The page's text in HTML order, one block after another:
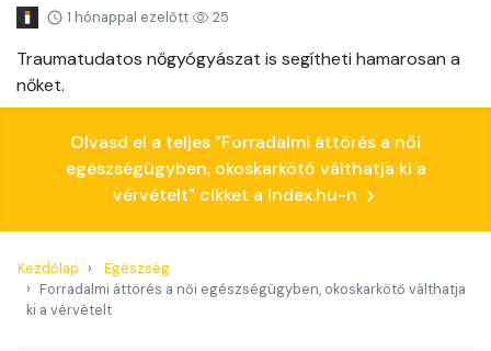
1 hónappal ezelőtt 25
Traumatudatos nőgyógyászat is segítheti hamarosan a
nőket.
Olvasd el a teljes "Forradalmi áttörés a női
egészségügyben, okoskarkötő válthatja ki a
vérvételt" cikket a Index.hu-n
Kezdőlap
Egészség
Forradalmi áttörés a női egészségügyben, okoskarkötő válthatja
ki a vérvételt